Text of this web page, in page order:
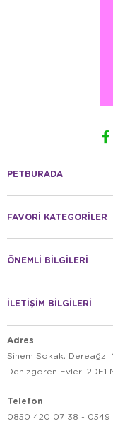
PETBURADA
FAVORİ KATEGORİLER
ÖNEMLİ BİLGİLERİ
İLETİŞİM BİLGİLERİ
Adres
Sinem Sokak, Dereağzı
Denizgören Evleri 2DE1
Telefon
0850 420 07 38 - 0549